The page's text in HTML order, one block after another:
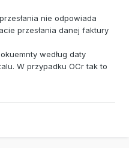
nie odpowiada
przesłania danej faktury
według daty
W przypadku OCr tak to